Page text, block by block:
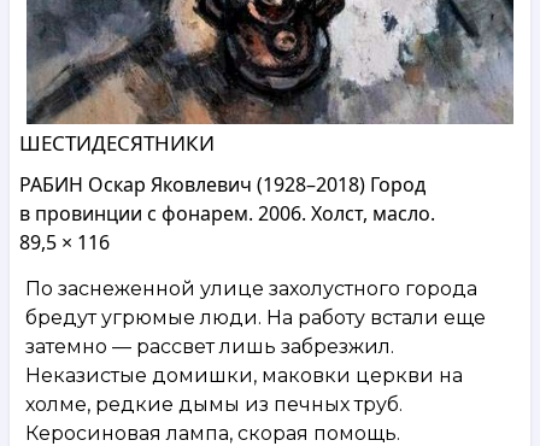
ШЕСТИДЕСЯТНИКИ
РАБИН Оскар Яковлевич (1928–2018) Город
в провинции с фонарем. 2006. Холст, масло.
89,5 × 116
По заснеженной улице захолустного города
бредут угрюмые люди. На работу встали еще
затемно — рассвет лишь забрезжил.
Неказистые домишки, маковки церкви на
холме, редкие дымы из печных труб.
Керосиновая лампа, скорая помощь.